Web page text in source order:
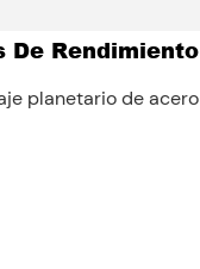
De Rendimiento